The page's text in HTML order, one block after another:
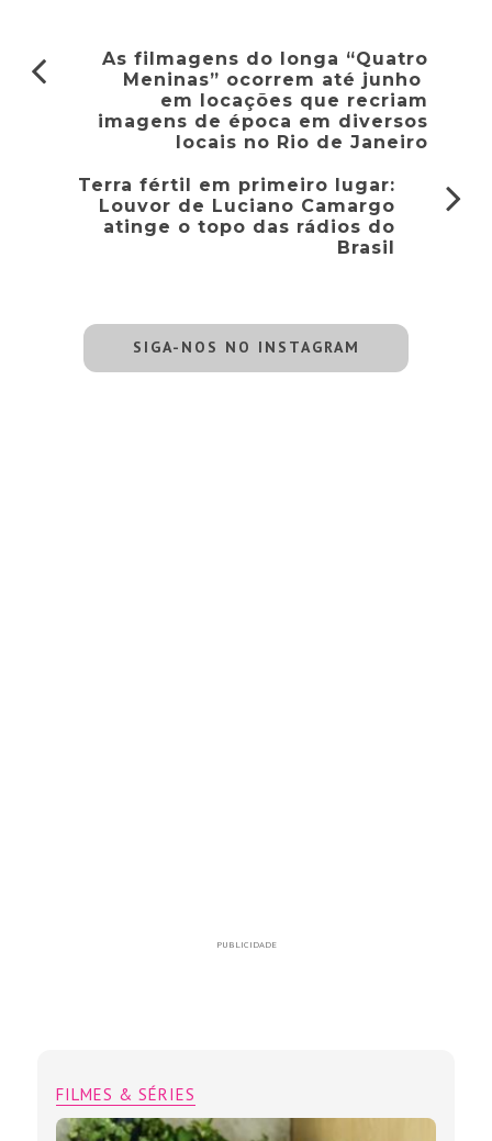
As filmagens do longa “Quatro
Meninas” ocorrem até junho
em locações que recriam
imagens de época em diversos
locais no Rio de Janeiro
Terra fértil em primeiro lugar:
Louvor de Luciano Camargo
atinge o topo das rádios do
Brasil
SIGA-NOS NO INSTAGRAM
PUBLICIDADE
FILMES & SÉRIES